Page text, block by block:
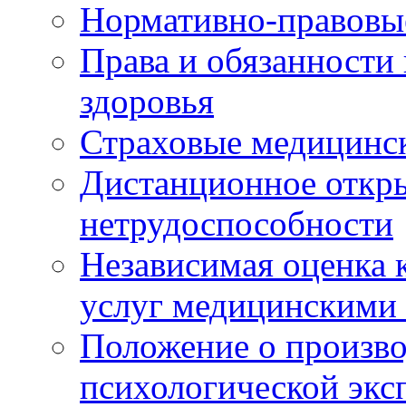
Нормативно-
Права и
здоровья
Страховые
Дистанционное
нетрудоспособности
Независимая оценка
услуг
Положение о
психологической